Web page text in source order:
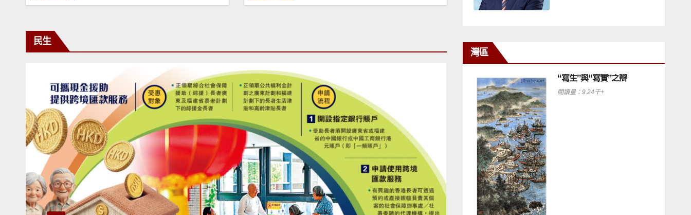
民生
灣區
“寫生”與“寫實”之辯
閱讀量：9.24千+